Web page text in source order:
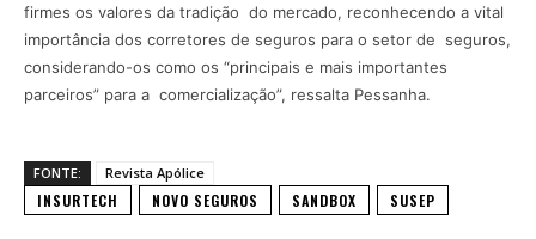
firmes os valores da tradição do mercado, reconhecendo a vital
importância dos corretores de seguros para o setor de seguros,
considerando-os como os “principais e mais importantes
parceiros” para a comercialização”, ressalta Pessanha.
FONTE: Revista Apólice
INSURTECH NOVO SEGUROS SANDBOX SUSEP